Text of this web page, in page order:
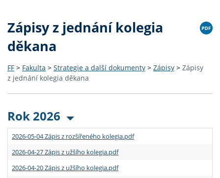
Zápisy z jednání kolegia
děkana
FF > Fakulta > Strategie a další dokumenty > Zápisy > Zápisy
z jednání kolegia děkana
Rok 2026
2026-05-04 Zápis z rozšířeného kolegia.pdf
2026-04-27 Zápis z užšího kolegia.pdf
2026-04-20 Zápis z užšího kolegia.pdf